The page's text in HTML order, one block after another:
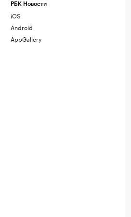
РБК Новости
iOS
Android
AppGallery